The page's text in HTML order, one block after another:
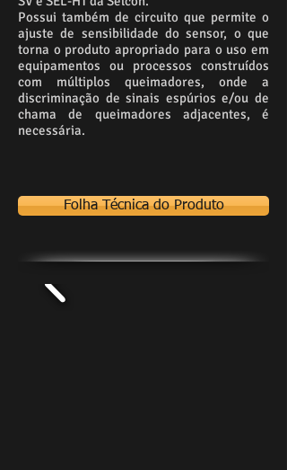
Possui também de circuito que permite o
ajuste de sensibilidade do sensor, o que
torna o produto apropriado para o uso em
equipamentos ou processos construídos
com múltiplos queimadores, onde a
discriminação de sinais espúrios e/ou de
chama de queimadores adjacentes, é
necessária.
Folha Técnica do Produto